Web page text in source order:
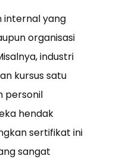
internal yang
organisasi
industri
kursus satu
personil
hendak
sertifikat ini
sangat